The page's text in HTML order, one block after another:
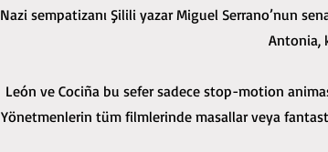
Nazi sempatizanı Şilili yazar Miguel Serrano’nun
Antonia,
León ve Cociña bu sefer sadece stop-motion
Yönetmenlerin tüm filmlerinde masallar veya